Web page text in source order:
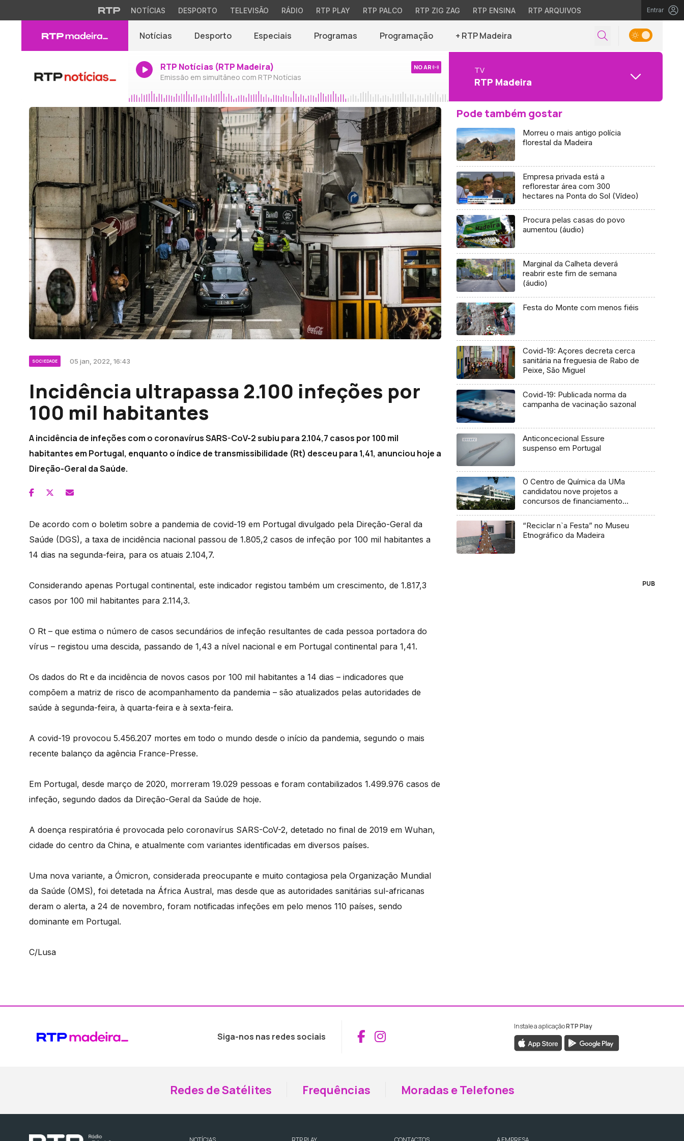
NOTÍCIAS DESPORTO TELEVISÃO RÁDIO RTP PLAY RTP PALCO RTP ZIG ZAG RTP ENSINA RTP ARQUIVOS Entrar
Notícias Desporto Especiais Programas Programação + RTP Madeira
RTP Notícias (RTP Madeira)
Emissão em simultâneo com RTP Notícias
NO AR TV
RTP Madeira
SOCIEDADE 05 jan, 2022, 16:43
Incidência ultrapassa 2.100 infeções por
100 mil habitantes
A incidência de infeções com o coronavírus SARS-CoV-2 subiu para 2.104,7 casos por 100 mil
habitantes em Portugal, enquanto o índice de transmissibilidade (Rt) desceu para 1,41, anunciou hoje a
Direção-Geral da Saúde.
De acordo com o boletim sobre a pandemia de covid-19 em Portugal divulgado pela Direção-Geral da
Saúde (DGS), a taxa de incidência nacional passou de 1.805,2 casos de infeção por 100 mil habitantes a
14 dias na segunda-feira, para os atuais 2.104,7.
Considerando apenas Portugal continental, este indicador registou também um crescimento, de 1.817,3
casos por 100 mil habitantes para 2.114,3.
O Rt – que estima o número de casos secundários de infeção resultantes de cada pessoa portadora do
vírus – registou uma descida, passando de 1,43 a nível nacional e em Portugal continental para 1,41.
Os dados do Rt e da incidência de novos casos por 100 mil habitantes a 14 dias – indicadores que
compõem a matriz de risco de acompanhamento da pandemia – são atualizados pelas autoridades de
saúde à segunda-feira, à quarta-feira e à sexta-feira.
A covid-19 provocou 5.456.207 mortes em todo o mundo desde o início da pandemia, segundo o mais
recente balanço da agência France-Presse.
Em Portugal, desde março de 2020, morreram 19.029 pessoas e foram contabilizados 1.499.976 casos de
infeção, segundo dados da Direção-Geral da Saúde de hoje.
A doença respiratória é provocada pelo coronavírus SARS-CoV-2, detetado no final de 2019 em Wuhan,
cidade do centro da China, e atualmente com variantes identificadas em diversos países.
Uma nova variante, a Ómicron, considerada preocupante e muito contagiosa pela Organização Mundial
da Saúde (OMS), foi detetada na África Austral, mas desde que as autoridades sanitárias sul-africanas
deram o alerta, a 24 de novembro, foram notificadas infeções em pelo menos 110 países, sendo
dominante em Portugal.
C/Lusa
Pode também gostar
Morreu o mais antigo polícia
florestal da Madeira
Empresa privada está a
reflorestar área com 300
hectares na Ponta do Sol (Vídeo)
Procura pelas casas do povo
aumentou (áudio)
Marginal da Calheta deverá
reabrir este fim de semana
(áudio)
Festa do Monte com menos fiéis
Covid-19: Açores decreta cerca
sanitária na freguesia de Rabo de
Peixe, São Miguel
Covid-19: Publicada norma da
campanha de vacinação sazonal
Anticoncecional Essure
suspenso em Portugal
O Centro de Química da UMa
candidatou nove projetos a
concursos de financiamento
“Reciclar n`a Festa” no Museu
Etnográfico da Madeira
PUB
Siga-nos nas redes sociais Aceder ao Facebook da RTP Madeira
Aceder ao Instagram da RTP Madeira
Instale a aplicaçãoRTP Play
Redes de Satélites Frequências Moradas e Telefones